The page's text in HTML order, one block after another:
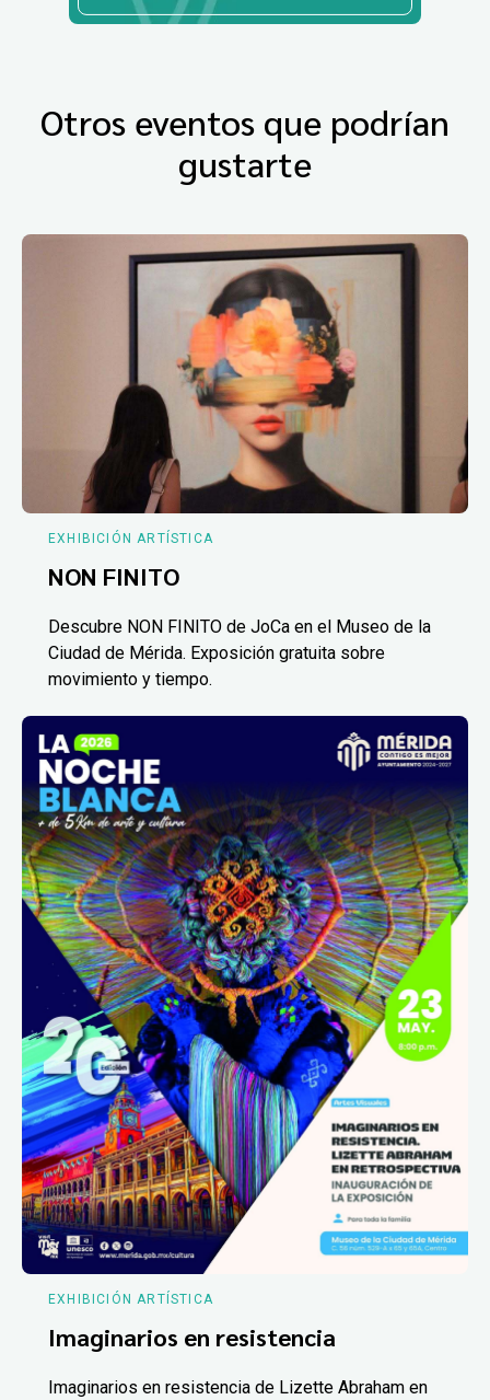
Otros eventos que podrían
gustarte
EXHIBICIÓN ARTÍSTICA
NON FINITO
Descubre NON FINITO de JoCa en el Museo de la
Ciudad de Mérida. Exposición gratuita sobre
movimiento y tiempo.
EXHIBICIÓN ARTÍSTICA
Imaginarios en resistencia
Imaginarios en resistencia de Lizette Abraham en